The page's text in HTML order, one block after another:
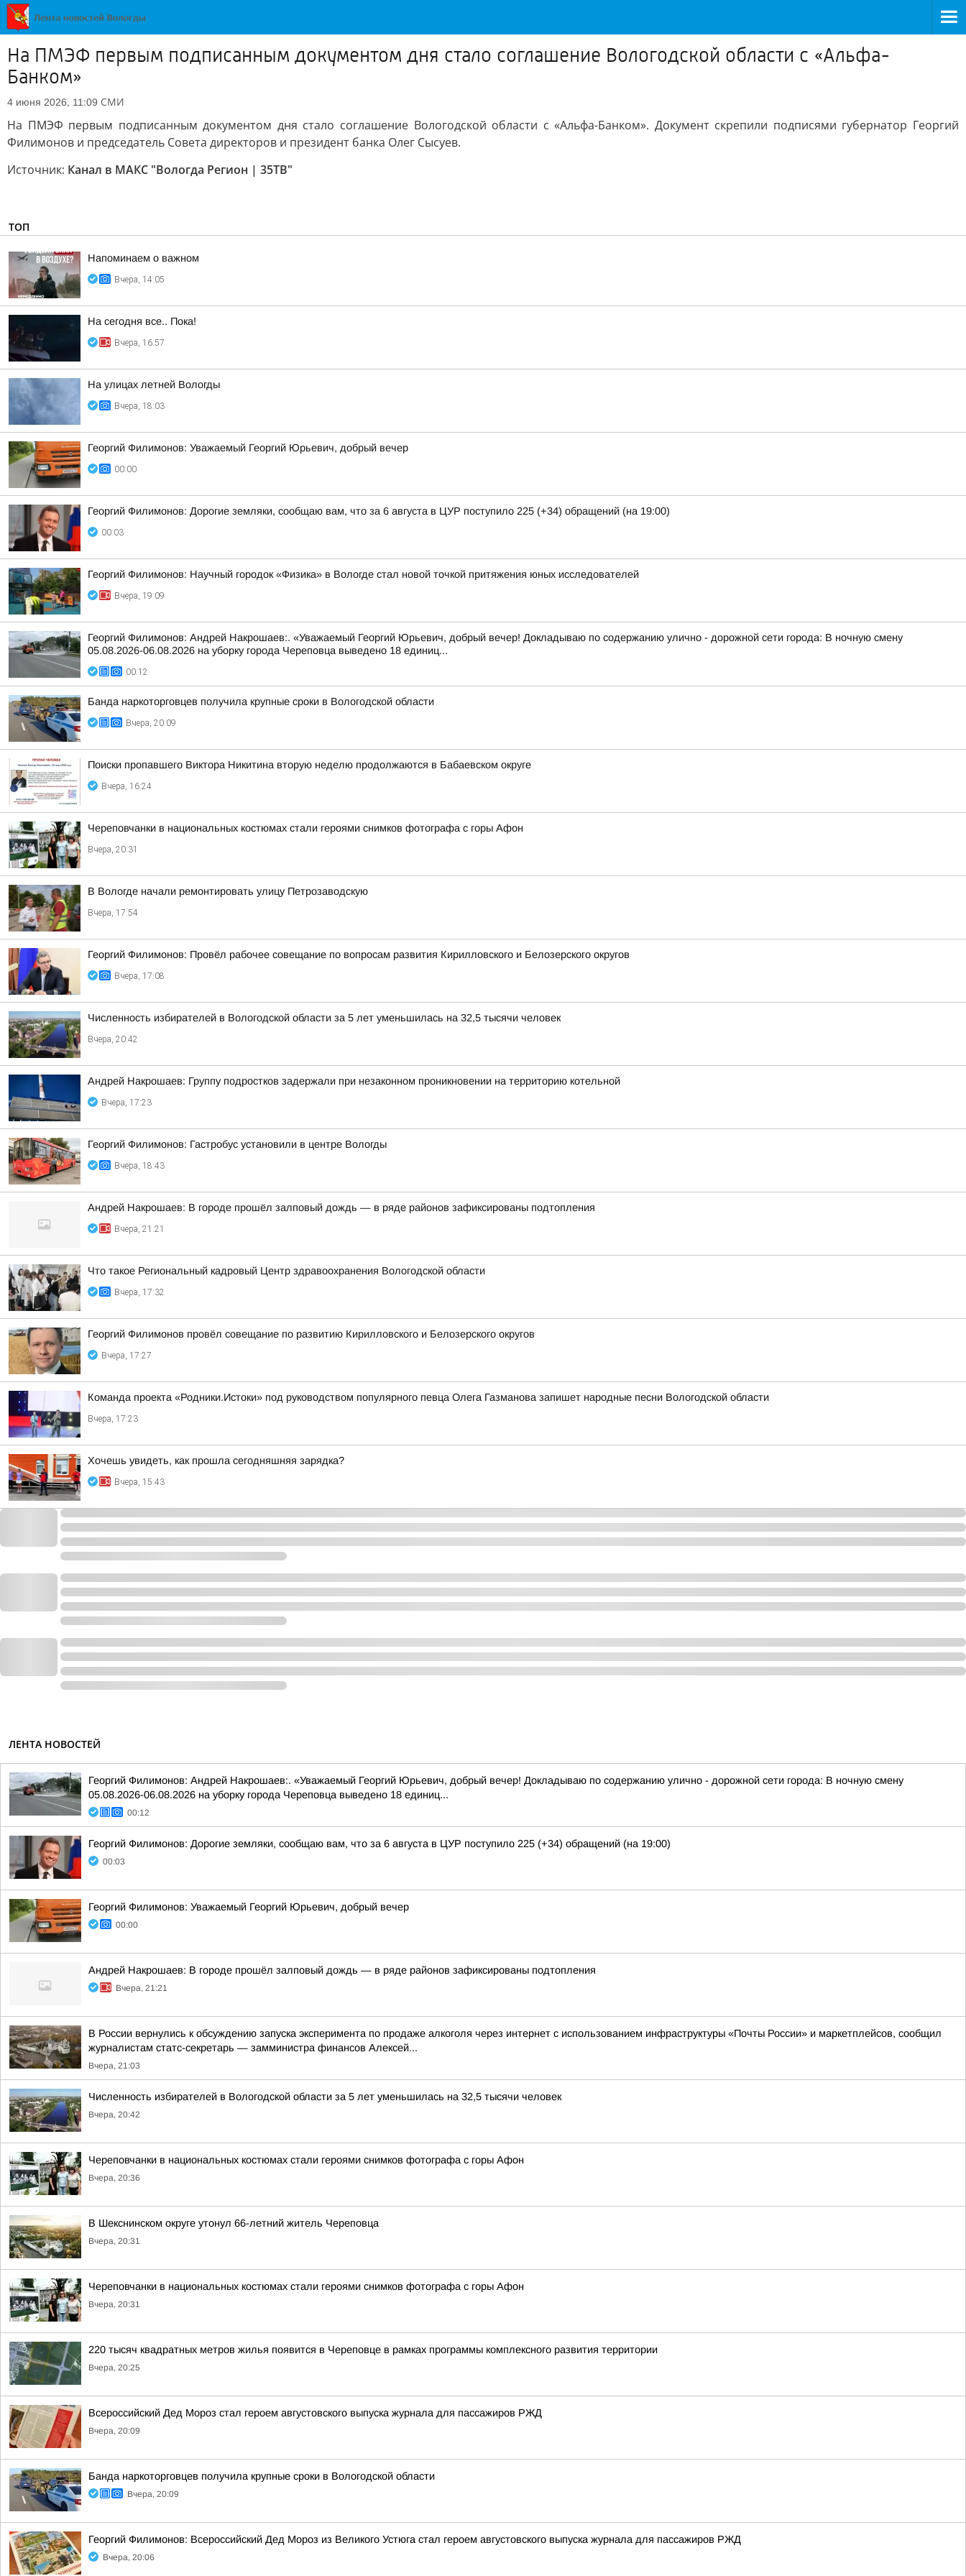
На ПМЭФ первым подписанным документом дня стало соглашение Вологодской области с «Альфа-
Банком»
4 июня 2026, 11:09 СМИ
На ПМЭФ первым подписанным документом дня стало соглашение Вологодской области с «Альфа-Банком». Документ скрепили подписями губернатор Георгий
Филимонов и председатель Совета директоров и президент банка Олег Сысуев.
Источник: Канал в МАКС "Вологда Регион | 35ТВ"
ТОП
Напоминаем о важном
Вчера, 14:05
На сегодня все.. Пока!
Вчера, 16:57
На улицах летней Вологды
Вчера, 18:03
Георгий Филимонов: Уважаемый Георгий Юрьевич, добрый вечер
00:00
Георгий Филимонов: Дорогие земляки, сообщаю вам, что за 6 августа в ЦУР поступило 225 (+34) обращений (на 19:00)
00:03
Георгий Филимонов: Научный городок «Физика» в Вологде стал новой точкой притяжения юных исследователей
Вчера, 19:09
Георгий Филимонов: Андрей Накрошаев:. «Уважаемый Георгий Юрьевич, добрый вечер! Докладываю по содержанию улично - дорожной сети города: В ночную смену
05.08.2026-06.08.2026 на уборку города Череповца выведено 18 единиц...
00:12
Банда наркоторговцев получила крупные сроки в Вологодской области
Вчера, 20:09
Поиски пропавшего Виктора Никитина вторую неделю продолжаются в Бабаевском округе
Вчера, 16:24
Череповчанки в национальных костюмах стали героями снимков фотографа с горы Афон
Вчера, 20:31
В Вологде начали ремонтировать улицу Петрозаводскую
Вчера, 17:54
Георгий Филимонов: Провёл рабочее совещание по вопросам развития Кирилловского и Белозерского округов
Вчера, 17:08
Численность избирателей в Вологодской области за 5 лет уменьшилась на 32,5 тысячи человек
Вчера, 20:42
Андрей Накрошаев: Группу подростков задержали при незаконном проникновении на территорию котельной
Вчера, 17:23
Георгий Филимонов: Гастробус установили в центре Вологды
Вчера, 18:43
Андрей Накрошаев: В городе прошёл залповый дождь — в ряде районов зафиксированы подтопления
Вчера, 21:21
Что такое Региональный кадровый Центр здравоохранения Вологодской области
Вчера, 17:32
Георгий Филимонов провёл совещание по развитию Кирилловского и Белозерского округов
Вчера, 17:27
Команда проекта «Родники.Истоки» под руководством популярного певца Олега Газманова запишет народные песни Вологодской области
Вчера, 17:23
Хочешь увидеть, как прошла сегодняшняя зарядка?
Вчера, 15:43
ЛЕНТА НОВОСТЕЙ
Георгий Филимонов: Андрей Накрошаев:. «Уважаемый Георгий Юрьевич, добрый вечер! Докладываю по содержанию улично - дорожной сети города: В ночную смену
05.08.2026-06.08.2026 на уборку города Череповца выведено 18 единиц...
00:12
Георгий Филимонов: Дорогие земляки, сообщаю вам, что за 6 августа в ЦУР поступило 225 (+34) обращений (на 19:00)
00:03
Георгий Филимонов: Уважаемый Георгий Юрьевич, добрый вечер
00:00
Андрей Накрошаев: В городе прошёл залповый дождь — в ряде районов зафиксированы подтопления
Вчера, 21:21
В России вернулись к обсуждению запуска эксперимента по продаже алкоголя через интернет с использованием инфраструктуры «Почты России» и маркетплейсов, сообщил
журналистам статс-секретарь — замминистра финансов Алексей...
Вчера, 21:03
Численность избирателей в Вологодской области за 5 лет уменьшилась на 32,5 тысячи человек
Вчера, 20:42
Череповчанки в национальных костюмах стали героями снимков фотографа с горы Афон
Вчера, 20:36
В Шекснинском округе утонул 66-летний житель Череповца
Вчера, 20:31
Череповчанки в национальных костюмах стали героями снимков фотографа с горы Афон
Вчера, 20:31
220 тысяч квадратных метров жилья появится в Череповце в рамках программы комплексного развития территории
Вчера, 20:25
Всероссийский Дед Мороз стал героем августовского выпуска журнала для пассажиров РЖД
Вчера, 20:09
Банда наркоторговцев получила крупные сроки в Вологодской области
Вчера, 20:09
Георгий Филимонов: Всероссийский Дед Мороз из Великого Устюга стал героем августовского выпуска журнала для пассажиров РЖД
Вчера, 20:06